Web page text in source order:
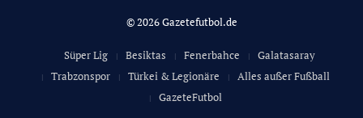
© 2026 Gazetefutbol.de
Süper Lig Besiktas Fenerbahce
Galatasaray
Trabzonspor
Türkei & Legionäre
Alles außer Fußball
GazeteFutbol